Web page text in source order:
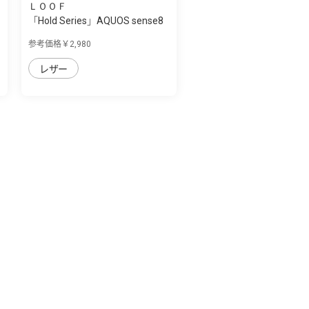
ＬＯＯＦ
「Hold Series」AQUOS sense8
参考価格￥2,980
レザー